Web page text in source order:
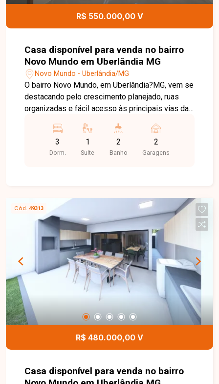
R$ 550.000,00 V
Casa disponível para venda no bairro
Novo Mundo em Uberlândia MG
Novo Mundo - Uberlândia/MG
O bairro Novo Mundo, em Uberlândia?MG, vem se
destacando pelo crescimento planejado, ruas
organizadas e fácil acesso às principais vias da
para quem busca tranquilidade, praticidade e
ótimo potencial de valorização. Linda casa com
excelente acabamento, composta por sala com
projeto de iluminação em LED e rebaixamento em
gesso. Um imóvel pensado nos detalhes para
oferecer conforto, modernidade e bem-estar.
Entre em contato para mais informações e
garanta essa oportunidade.
3
Dorm.
1
Suite
2
Banho
2
Garagens
Cód. 49313
R$ 480.000,00 V
Casa disponível para venda no bairro